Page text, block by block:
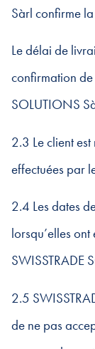
Sàrl confirme
Le délai de
confirmation
SOLUTIONS
2.3 Le client
effectuées par
2.4 Les dates
lorsqu’elles
SWISSTRADE
2.5
de ne pas